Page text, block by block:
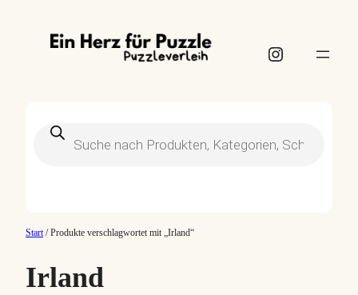
Instagram
Products
search
Start/ Produkte verschlagwortet mit „Irland“
Irland